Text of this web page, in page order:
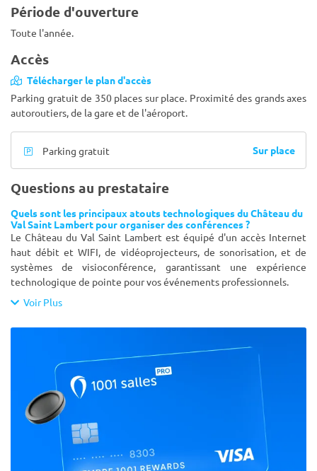
Période d'ouverture
Toute l'année.
Accès
Télécharger le plan d'accès
Parking gratuit de 350 places sur place. Proximité des grands axes
autoroutiers, de la gare et de l'aéroport.
Parking gratuit Sur place
Questions au prestataire
Quels sont les principaux atouts technologiques du Château du
Val Saint Lambert pour organiser des conférences ?
Le Château du Val Saint Lambert est équipé d'un accès Internet
haut débit et WIFI, de vidéoprojecteurs, de sonorisation, et de
systèmes de visioconférence, garantissant une expérience
technologique de pointe pour vos événements professionnels.
Voir Plus